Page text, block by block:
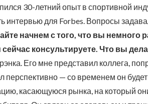
30-летний опыт в спортивной
интервью для Forbes. Вопросы
начнем с того, что вы немного
консультируете. Что вы
Его мне представил коллега,
перспективно — со временем он
касающуюся рынка, на который